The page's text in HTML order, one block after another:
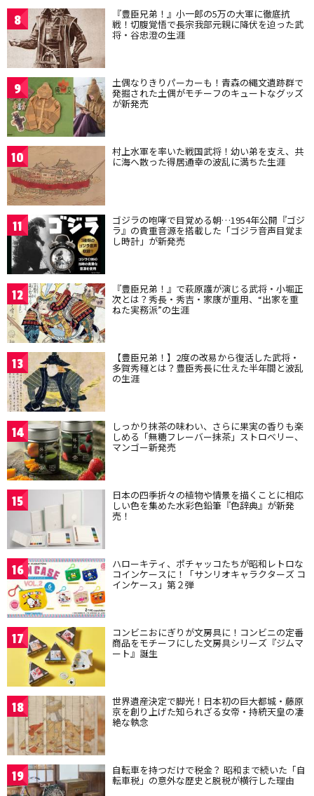
8 『豊臣兄弟！』小一郎の5万の大軍に徹底抗
戦！切腹覚悟で長宗我部元親に降伏を迫った武
将・谷忠澄の生涯
9 土偶なりきりパーカーも！青森の縄文遺跡群で
発掘された土偶がモチーフのキュートなグッズ
が新発売
10 村上水軍を率いた戦国武将！幼い弟を支え、共
に海へ散った得居通幸の波乱に満ちた生涯
11 ゴジラの咆哮で目覚める朝…1954年公開『ゴジ
ラ』の貴重音源を搭載した「ゴジラ音声目覚ま
し時計」が新発売
12 『豊臣兄弟！』で萩原護が演じる武将・小堀正
次とは？秀長・秀吉・家康が重用、“出家を重
ねた実務派”の生涯
13 【豊臣兄弟！】2度の改易から復活した武将・
多賀秀種とは？豊臣秀長に仕えた半年間と波乱
の生涯
14 しっかり抹茶の味わい、さらに果実の香りも楽
しめる「無糖フレーバー抹茶」ストロベリー、
マンゴー新発売
15 日本の四季折々の植物や情景を描くことに相応
しい色を集めた水彩色鉛筆『色辞典』が新発
売！
16 ハローキティ、ポチャッコたちが昭和レトロな
コインケースに！「サンリオキャラクターズ コ
インケース」第２弾
17 コンビニおにぎりが文房具に！コンビニの定番
商品をモチーフにした文房具シリーズ『ジムマ
ート』誕生
18 世界遺産決定で脚光！日本初の巨大都城・藤原
京を創り上げた知られざる女帝・持統天皇の凄
絶な執念
19 自転車を持つだけで税金？ 昭和まで続いた「自
転車税」の意外な歴史と脱税が横行した理由